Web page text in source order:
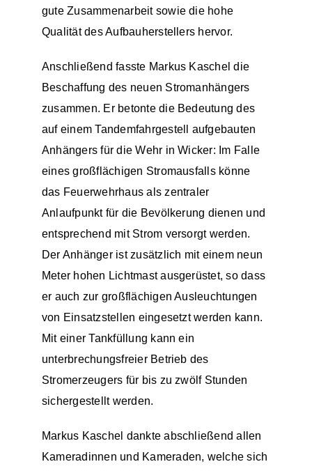
gute Zusammenarbeit sowie die hohe
Qualität des Aufbauherstellers hervor.
Anschließend fasste Markus Kaschel die
Beschaffung des neuen Stromanhängers
zusammen. Er betonte die Bedeutung des
auf einem Tandemfahrgestell aufgebauten
Anhängers für die Wehr in Wicker: Im Falle
eines großflächigen Stromausfalls könne
das Feuerwehrhaus als zentraler
Anlaufpunkt für die Bevölkerung dienen und
entsprechend mit Strom versorgt werden.
Der Anhänger ist zusätzlich mit einem neun
Meter hohen Lichtmast ausgerüstet, so dass
er auch zur großflächigen Ausleuchtungen
von Einsatzstellen eingesetzt werden kann.
Mit einer Tankfüllung kann ein
unterbrechungsfreier Betrieb des
Stromerzeugers für bis zu zwölf Stunden
sichergestellt werden.
Markus Kaschel dankte abschließend allen
Kameradinnen und Kameraden, welche sich